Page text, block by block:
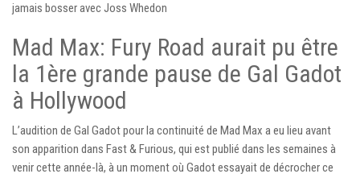
jamais bosser avec Joss Whedon
Mad Max: Fury Road aurait pu être
la 1ère grande pause de Gal Gadot
à Hollywood
L’audition de Gal Gadot pour la continuité de Mad Max a eu lieu avant
son apparition dans Fast & Furious, qui est publié dans les semaines à
venir cette année-là, à un moment où Gadot essayait de décrocher ce